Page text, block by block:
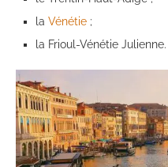
la Vénétie ;
la Frioul-Vénétie Julienne.